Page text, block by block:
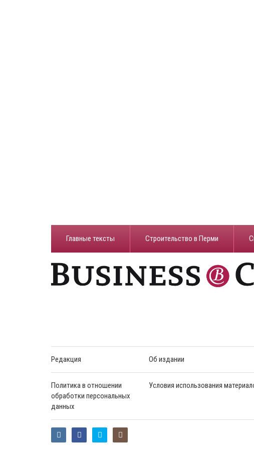
Главные тексты Строительство в Перми
Редакция Об издании
Политика в отношении
обработки персональных
данных
Условия использования